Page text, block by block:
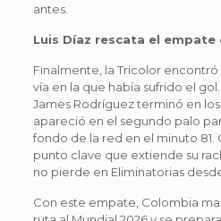
antes.
Luis Díaz rescata el
Finalmente, la Tricolor
vía en la que había sufrido el
James Rodríguez terminó en
apareció en el segundo palo
fondo de la red en el minuto 81.
punto clave que extiende su
no pierde en Eliminatorias desde
Con este empate, Colombia